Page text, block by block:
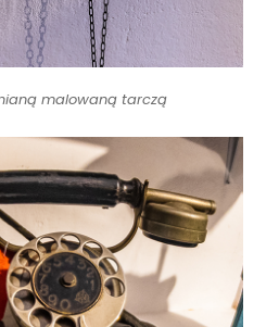
malowaną tarczą